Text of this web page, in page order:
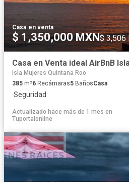
Casa·en venta
$ 1,350,000 MXN$ 3,506
Isla Mujeres Quintana Roo
385 m²6 Recámaras5 BañosCasa
·Seguridad
Actualizado hace más de 1 mes en
Tuportalonline